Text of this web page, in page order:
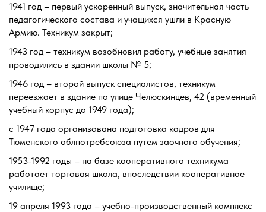
1941 год – первый ускоренный выпуск, значительная часть
педагогического состава и учащихся ушли в Красную
Армию. Техникум закрыт;
1943 год – техникум возобновил работу, учебные занятия
проводились в здании школы № 5;
1946 год – второй выпуск специалистов, техникум
переезжает в здание по улице Челюскинцев, 42 (временный
учебный корпус до 1949 года);
с 1947 года организована подготовка кадров для
Тюменского облпотребсоюза путем заочного обучения;
1953-1992 годы – на базе кооперативного техникума
работает торговая школа, впоследствии кооперативное
училище;
19 апреля 1993 года – учебно-производственный комплекс